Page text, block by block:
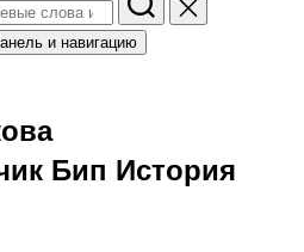
и навигацию
Бип История